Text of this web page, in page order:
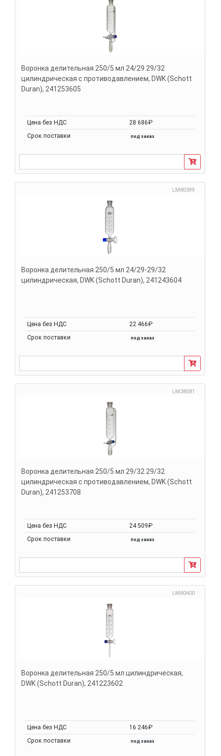
Воронка делительная 250/5 мл 24/29 29/32
цилиндрическая с противодавлением, DWK (Schott
Duran), 241253605
Цена без НДС
28 686₽
Срок поставки
под заказ
LM80399
Воронка делительная 250/5 мл 24/29-29/32
цилиндрическая, DWK (Schott Duran), 241243604
Цена без НДС
22 466₽
Срок поставки
под заказ
LM38081
Воронка делительная 250/5 мл 29/32 29/32
цилиндрическая с противодавлением, DWK (Schott
Duran), 241253708
Цена без НДС
24 509₽
Срок поставки
под заказ
LM80400
Воронка делительная 250/5 мл цилиндрическая,
DWK (Schott Duran), 241223602
Цена без НДС
16 246₽
Срок поставки
под заказ